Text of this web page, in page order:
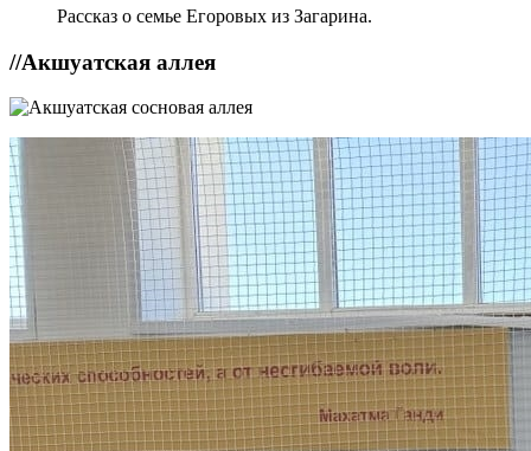
Рассказ о семье Егоровых из Загарина.
//Акшуатская аллея